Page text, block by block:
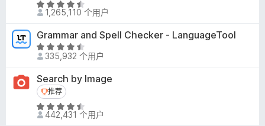
评
分
4
.
5
5
1,265,110 个用户
Grammar and Spell Checker - LanguageTool
评
分
4
.
5
/
335,932 个用户
Search by Image
推荐
推荐
评
分
442,431 个用户